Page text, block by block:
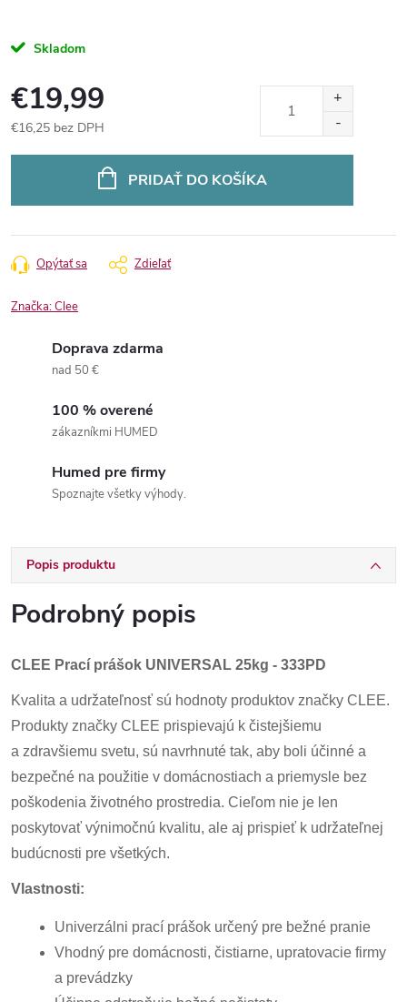
Skladom
€19,99
€16,25 bez DPH
PRIDAŤ DO KOŠÍKA
Opýtať sa Zdieľať
Značka:Clee
Doprava zdarma
nad 50 €
100 % overené
zákazníkmi HUMED
Humed pre firmy
Spoznajte všetky výhody.
Popis produktu
Podrobný popis
CLEE Prací prášok UNIVERSAL 25kg - 333PD
Kvalita a udržateľnosť sú hodnoty produktov značky CLEE.
Produkty značky CLEE prispievajú k čistejšiemu
a zdravšiemu svetu, sú navrhnuté tak, aby boli účinné a
bezpečné na použitie v domácnostiach a priemysle bez
poškodenia životného prostredia. Cieľom nie je len
poskytovať výnimočnú kvalitu, ale aj prispieť k udržateľnej
budúcnosti pre všetkých.
Vlastnosti:
Univerzálni prací prášok určený pre bežné pranie
Vhodný pre domácnosti, čistiarne, upratovacie firmy
a prevádzky